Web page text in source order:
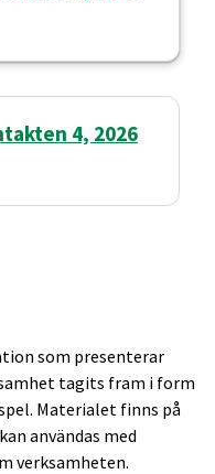
4, 2026
som presenterar
tagits fram i form
Materialet finns på
användas med
verksamheten.